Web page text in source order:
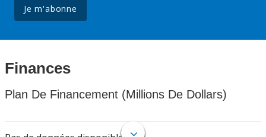
Je m'abonne
Finances
Plan De Financement (Millions De Dollars)